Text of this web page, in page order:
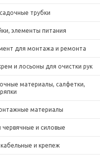
трубки
элементы питания
для монтажа и ремонта
и лосьоны для очистки рук
материалы, салфетки,
материалы
и силовые
и крепеж